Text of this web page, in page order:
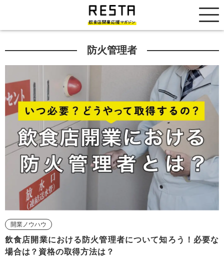
居抜き売却市場
防火管理者
開業ノウハウ
飲食店開業における防火管理者について知ろう！必要な
場合は？資格の取得方法は？